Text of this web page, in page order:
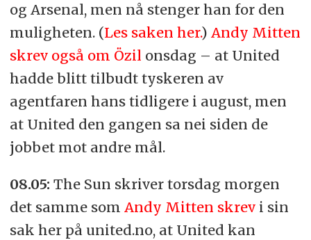
og Arsenal, men nå stenger han for den
muligheten. (Les saken her.) Andy Mitten
skrev også om Özil onsdag – at United
hadde blitt tilbudt tyskeren av
agentfaren hans tidligere i august, men
at United den gangen sa nei siden de
jobbet mot andre mål.
08.05: The Sun skriver torsdag morgen
det samme som Andy Mitten skrev i sin
sak her på united.no, at United kan